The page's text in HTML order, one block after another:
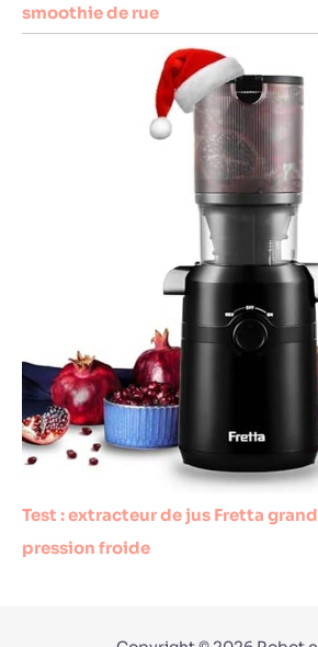
smoothie de rue
Test : extracteur de jus Fretta
pression froide